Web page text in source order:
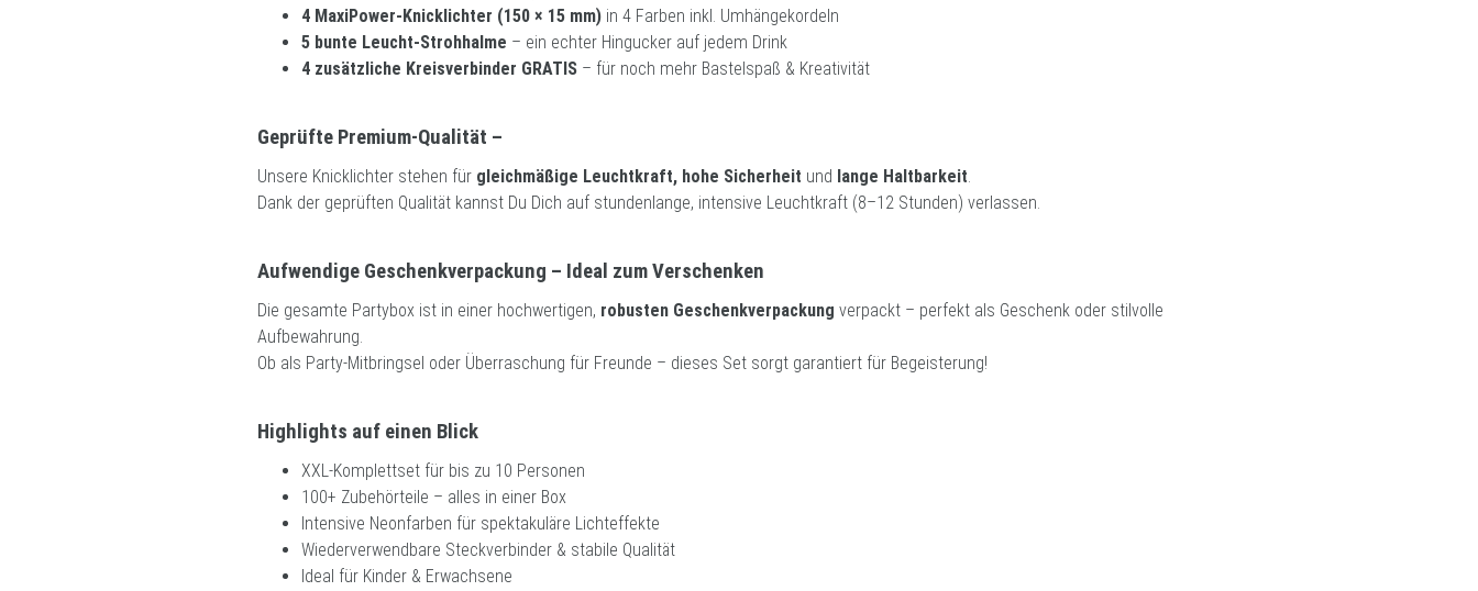
4 MaxiPower-Knicklichter (150 × 15 mm) in 4 Farben inkl. Umhängekordeln
5 bunte Leucht-Strohhalme – ein echter Hingucker auf jedem Drink
4 zusätzliche Kreisverbinder GRATIS – für noch mehr Bastelspaß & Kreativität
Geprüfte Premium-Qualität –
Unsere Knicklichter stehen für gleichmäßige Leuchtkraft, hohe Sicherheit und lange Haltbarkeit.
Dank der geprüften Qualität kannst Du Dich auf stundenlange, intensive Leuchtkraft (8–12 Stunden) verlassen.
Aufwendige Geschenkverpackung – Ideal zum Verschenken
Die gesamte Partybox ist in einer hochwertigen, robusten Geschenkverpackung verpackt – perfekt als Geschenk oder stilvolle
Aufbewahrung.
Ob als Party-Mitbringsel oder Überraschung für Freunde – dieses Set sorgt garantiert für Begeisterung!
Highlights auf einen Blick
XXL-Komplettset für bis zu 10 Personen
100+ Zubehörteile – alles in einer Box
Intensive Neonfarben für spektakuläre Lichteffekte
Wiederverwendbare Steckverbinder & stabile Qualität
Ideal für Kinder & Erwachsene